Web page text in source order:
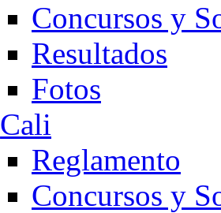
Concursos y
Resultados
Fotos
Cali
Reglamento
Concursos y